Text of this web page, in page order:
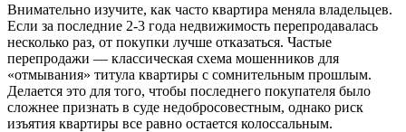
Внимательно изучите, как часто квартира меняла владельцев.
Если за последние 2-3 года недвижимость перепродавалась
несколько раз, от покупки лучше отказаться. Частые
перепродажи — классическая схема мошенников для
«отмывания» титула квартиры с сомнительным прошлым.
Делается это для того, чтобы последнего покупателя было
сложнее признать в суде недобросовестным, однако риск
изъятия квартиры все равно остается колоссальным.